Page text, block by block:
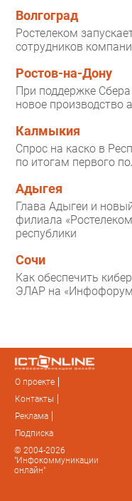
Волгоград
Ростелеком
сотрудников
Ростов-на-Дону
При поддержке
новое производство
Калмыкия
Спрос на каско в
по итогам первого
Адыгея
Глава Адыгеи и
филиала
республики
Сочи
Как обеспечить
ЭЛАР на
О проекте
Контакты
Реклама
Подписка
© 2004-2026
"Инфокоммуникации
онлайн"